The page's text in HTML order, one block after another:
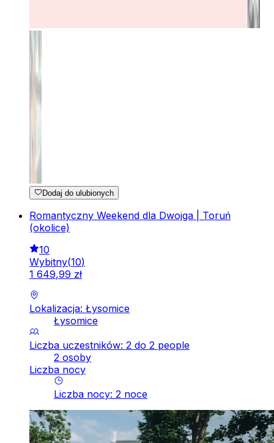
Dodaj do ulubionych
Romantyczny Weekend dla Dwojga | Toruń
(okolice)
10
Wybitny(10)
1 649,99 zł
Lokalizacja: Łysomice
Łysomice
Liczba uczestników: 2 do 2 people
2 osoby
Liczba nocy
Liczba nocy: 2 noce